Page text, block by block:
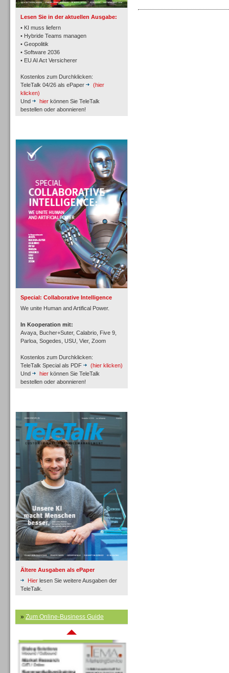
Lesen Sie in der aktuellen Ausgabe:
• KI muss liefern
• Hybride Teams managen
• Geopolitik
• Software 2036
• EU AI Act Versicherer
Kostenlos zum Durchklicken:
TeleTalk 04/26 als ePaper
(hier
klicken)
Und
hier können Sie TeleTalk
bestellen oder abonnieren!
Special: Collaborative Intelligence
We unite Human and Artifical Power.
In Kooperation mit:
Avaya, Bucher+Suter, Calabrio, Five 9,
Parloa, Sogedes, USU, Vier, Zoom
Kostenlos zum Durchklicken:
TeleTalk Special als PDF
(hier klicken)
Und
hier können Sie TeleTalk
bestellen oder abonnieren!
Ältere Ausgaben als ePaper
Hier lesen Sie weitere Ausgaben der
TeleTalk.
» Zum Online-Business Guide
Workforce-Management
Personal
Inbound
Inbound
Inbound